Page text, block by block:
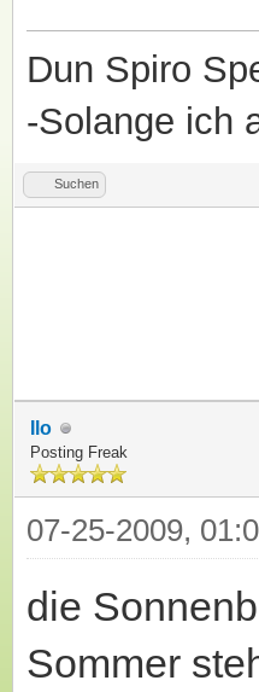
Dun Spiro
-Solange ich
Suchen
Ilo
Posting Freak
07-25-2009,
die
Sommer